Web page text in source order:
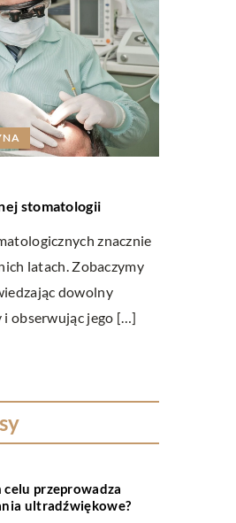
stomatologii
znacznie
latach. Zobaczymy
dowolny
obserwując jego […]
celu przeprowadza
ultradźwiękowe?